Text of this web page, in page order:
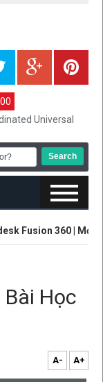
Universal
360 | Mới Nhất
Học
A- A+